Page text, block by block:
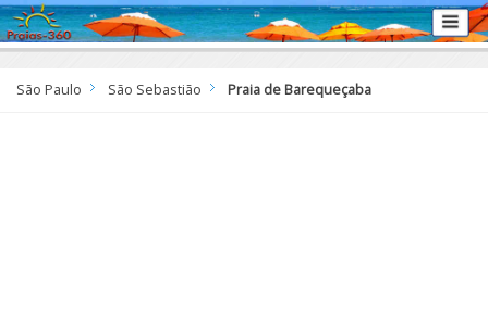
São Paulo São Sebastião Praia de Barequeçaba